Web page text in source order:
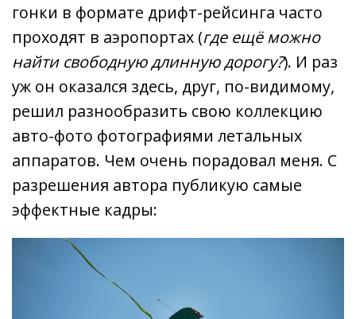
гонки в формате дрифт-рейсинга часто
проходят в аэропортах (где ещё можно
найти свободную длинную дорогу?). И раз
уж он оказался здесь, друг, по-видимому,
решил разнообразить свою коллекцию
авто-фото фотографиями летальных
аппаратов. Чем очень порадовал меня. С
разрешения автора публикую самые
эффектные кадры: